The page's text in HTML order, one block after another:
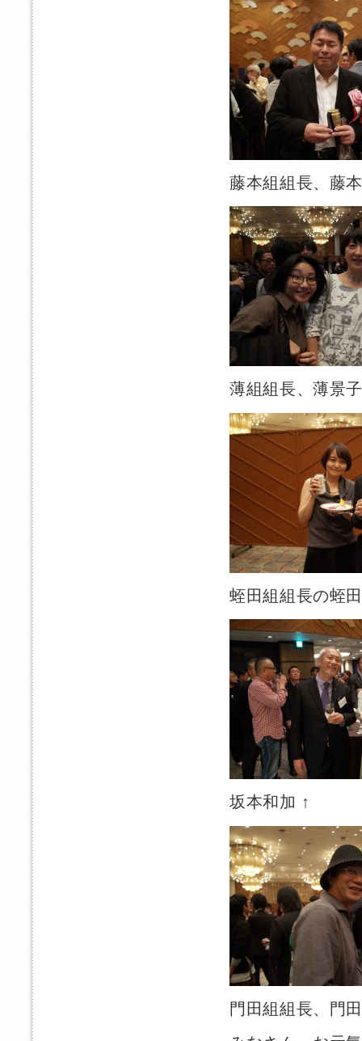
藤本組組長、藤
薄組組長、薄景
蛭田組組長の蛭
坂本和加 ↑
門田組組長、門